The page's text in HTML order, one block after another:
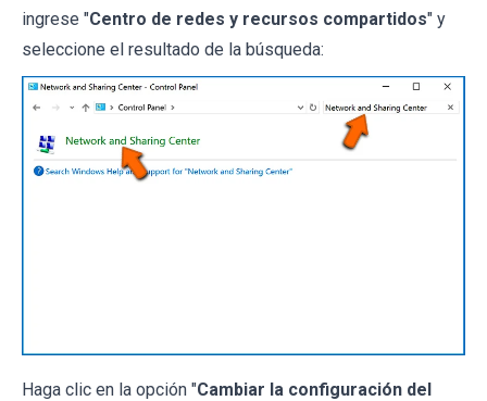
ingrese "Centro de redes y recursos compartidos" y
seleccione el resultado de la búsqueda:
Haga clic en la opción "Cambiar la configuración del